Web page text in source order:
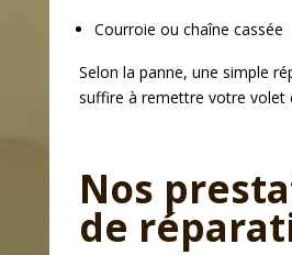
Courroie ou chaîne cassée
Selon la panne, une simple
suffire à remettre votre volet
Nos
de